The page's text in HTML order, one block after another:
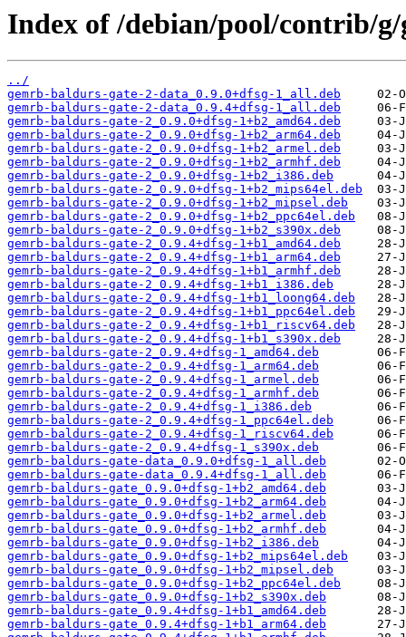
Index of /debian/pool/contrib/
../
gemrb-baldurs-gate-2-data_0.9.0+dfsg-1_all.deb
gemrb-baldurs-gate-2-data_0.9.4+dfsg-1_all.deb
gemrb-baldurs-gate-2_0.9.0+dfsg-1+b2_amd64.deb
gemrb-baldurs-gate-2_0.9.0+dfsg-1+b2_arm64.deb
gemrb-baldurs-gate-2_0.9.0+dfsg-1+b2_armel.deb
gemrb-baldurs-gate-2_0.9.0+dfsg-1+b2_armhf.deb
gemrb-baldurs-gate-2_0.9.0+dfsg-1+b2_i386.deb
gemrb-baldurs-gate-2_0.9.0+dfsg-1+b2_mips64el.deb
gemrb-baldurs-gate-2_0.9.0+dfsg-1+b2_mipsel.deb
gemrb-baldurs-gate-2_0.9.0+dfsg-1+b2_ppc64el.deb
gemrb-baldurs-gate-2_0.9.0+dfsg-1+b2_s390x.deb
gemrb-baldurs-gate-2_0.9.4+dfsg-1+b1_amd64.deb
gemrb-baldurs-gate-2_0.9.4+dfsg-1+b1_arm64.deb
gemrb-baldurs-gate-2_0.9.4+dfsg-1+b1_armhf.deb
gemrb-baldurs-gate-2_0.9.4+dfsg-1+b1_i386.deb
gemrb-baldurs-gate-2_0.9.4+dfsg-1+b1_loong64.deb
gemrb-baldurs-gate-2_0.9.4+dfsg-1+b1_ppc64el.deb
gemrb-baldurs-gate-2_0.9.4+dfsg-1+b1_riscv64.deb
gemrb-baldurs-gate-2_0.9.4+dfsg-1+b1_s390x.deb
gemrb-baldurs-gate-2_0.9.4+dfsg-1_amd64.deb
gemrb-baldurs-gate-2_0.9.4+dfsg-1_arm64.deb
gemrb-baldurs-gate-2_0.9.4+dfsg-1_armel.deb
gemrb-baldurs-gate-2_0.9.4+dfsg-1_armhf.deb
gemrb-baldurs-gate-2_0.9.4+dfsg-1_i386.deb
gemrb-baldurs-gate-2_0.9.4+dfsg-1_ppc64el.deb
gemrb-baldurs-gate-2_0.9.4+dfsg-1_riscv64.deb
gemrb-baldurs-gate-2_0.9.4+dfsg-1_s390x.deb
gemrb-baldurs-gate-data_0.9.0+dfsg-1_all.deb
gemrb-baldurs-gate-data_0.9.4+dfsg-1_all.deb
gemrb-baldurs-gate_0.9.0+dfsg-1+b2_amd64.deb
gemrb-baldurs-gate_0.9.0+dfsg-1+b2_arm64.deb
gemrb-baldurs-gate_0.9.0+dfsg-1+b2_armel.deb
gemrb-baldurs-gate_0.9.0+dfsg-1+b2_armhf.deb
gemrb-baldurs-gate_0.9.0+dfsg-1+b2_i386.deb
gemrb-baldurs-gate_0.9.0+dfsg-1+b2_mips64el.deb
gemrb-baldurs-gate_0.9.0+dfsg-1+b2_mipsel.deb
gemrb-baldurs-gate_0.9.0+dfsg-1+b2_ppc64el.deb
gemrb-baldurs-gate_0.9.0+dfsg-1+b2_s390x.deb
gemrb-baldurs-gate_0.9.4+dfsg-1+b1_amd64.deb
gemrb-baldurs-gate_0.9.4+dfsg-1+b1_arm64.deb